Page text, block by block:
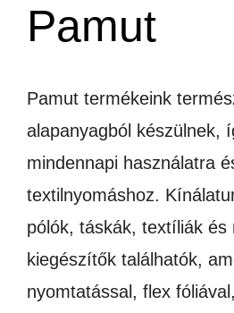
Pamut
Pamut termékeink
alapanyagból készülnek,
mindennapi használatra
textilnyomáshoz.
pólók, táskák, textíliák és
kiegészítők találhatók,
nyomtatással, flex